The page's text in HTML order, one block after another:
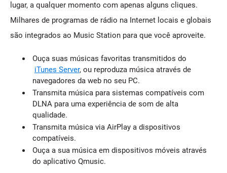
lugar, a qualquer momento com apenas alguns cliques.
Milhares de programas de rádio na Internet locais e globais
são integrados ao Music Station para que você aproveite.
Ouça suas músicas favoritas transmitidos do
iTunes Server, ou reproduza música através de
navegadores da web no seu PC.
Transmita música para sistemas compatíveis com
DLNA para uma experiência de som de alta
qualidade.
Transmita música via AirPlay a dispositivos
compatíveis.
Ouça a sua música em dispositivos móveis através
do aplicativo Qmusic.